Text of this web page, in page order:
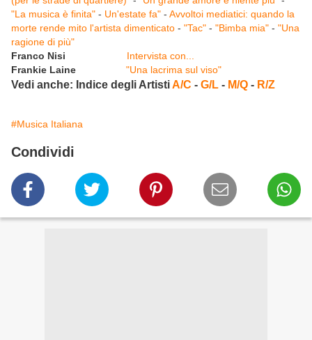
"La musica è finita" - Un'estate fa" - Avvoltoi mediatici: quando la
morte rende mito l'artista dimenticato - "Tac" - "Bimba mia" - "Una
ragione di più"
Franco Nisi
Intervista con...
Frankie Laine
"Una lacrima sul viso"
Vedi anche: Indice degli ArtistiA/C - G/L - M/Q - R/Z
#Musica Italiana
Condividi